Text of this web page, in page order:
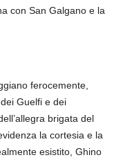
con San Galgano e la
ferocemente,
Guelfi e dei
brigata del
la cortesia e la
esistito, Ghino